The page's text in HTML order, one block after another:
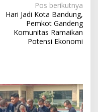
Pos berikutnya
Hari Jadi Kota Bandung,
Pemkot Gandeng
Komunitas Ramaikan
Potensi Ekonomi